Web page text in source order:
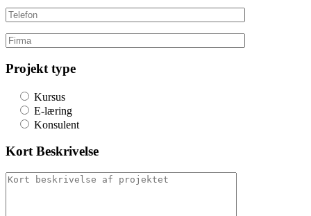
Projekt type
Kursus
E-læring
Konsulent
Kort Beskrivelse